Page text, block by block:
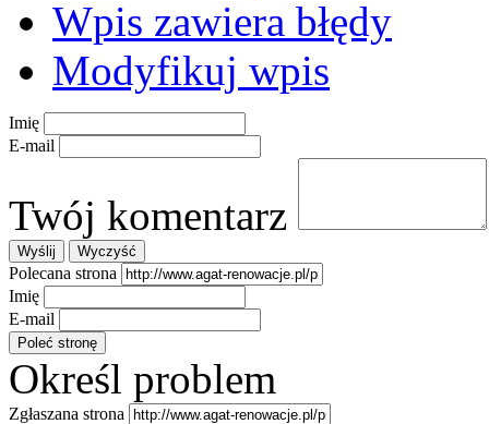
Wpis zawiera błędy
Modyfikuj wpis
Imię
E-mail
Twój komentarz
Polecana strona
Imię
E-mail
Określ problem
Zgłaszana strona